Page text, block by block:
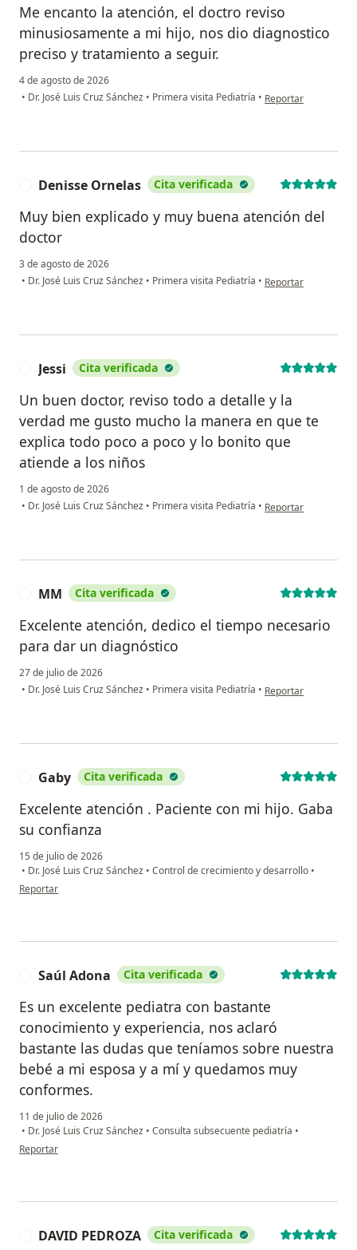
Me encanto la atención, el doctro reviso
minusiosamente a mi hijo, nos dio diagnostico
preciso y tratamiento a seguir.
4 de agosto de 2026
• Dr. José Luis Cruz Sánchez • Primera visita Pediatría • en opinión del
Reportar
Denisse Ornelas Cita verificada
Muy bien explicado y muy buena atención del
doctor
3 de agosto de 2026
• Dr. José Luis Cruz Sánchez • Primera visita Pediatría • en opinión del
Reportar
Jessi Cita verificada
Un buen doctor, reviso todo a detalle y la
verdad me gusto mucho la manera en que te
explica todo poco a poco y lo bonito que
atiende a los niños
1 de agosto de 2026
• Dr. José Luis Cruz Sánchez • Primera visita Pediatría • en opinión del
Reportar
MM Cita verificada
Excelente atención, dedico el tiempo necesario
para dar un diagnóstico
27 de julio de 2026
• Dr. José Luis Cruz Sánchez • Primera visita Pediatría • en opinión del
Reportar
Gaby Cita verificada
Excelente atención . Paciente con mi hijo. Gaba
su confianza
15 de julio de 2026
• Dr. José Luis Cruz Sánchez • Control de crecimiento y desarrollo •
en opinión del usuario Gaby
Reportar
Saúl Adona Cita verificada
Es un excelente pediatra con bastante
conocimiento y experiencia, nos aclaró
bastante las dudas que teníamos sobre nuestra
bebé a mi esposa y a mí y quedamos muy
conformes.
11 de julio de 2026
• Dr. José Luis Cruz Sánchez • Consulta subsecuente pediatría •
en opinión del usuario Saúl Adona
Reportar
DAVID PEDROZA Cita verificada